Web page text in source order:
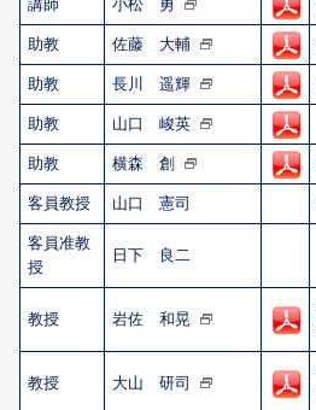
講師 小松 勇
助教 佐藤 大輔
助教 長川 遥輝
助教 山口 峻英
助教 横森 創
客員教授 山口 憲司
客員准教
授
日下 良二
教授 岩佐 和晃
教授 大山 研司